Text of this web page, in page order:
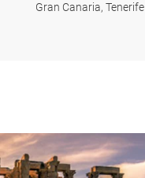
Gran Canaria, Tenerife